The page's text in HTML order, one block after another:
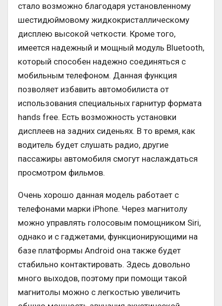
стало возможно благодаря установленному
шестидюймовому жидкокристаллическому
дисплею высокой четкости. Кроме того,
имеется надежный и мощный модуль Bluetooth,
который способен надежно соединяться с
мобильным телефоном. Данная функция
позволяет избавить автомобилиста от
использования специальных гарнитур формата
hands free. Есть возможность установки
дисплеев на задних сиденьях. В то время, как
водитель будет слушать радио, другие
пассажиры автомобиля смогут наслаждаться
просмотром фильмов.
Очень хорошо данная модель работает с
телефонами марки iPhone. Через магнитолу
можно управлять голосовым помощником Siri,
однако и с гаджетами, функционирующими на
базе платформы Android она также будет
стабильно контактировать. Здесь довольно
много выходов, поэтому при помощи такой
магнитолы можно с легкостью увеличить